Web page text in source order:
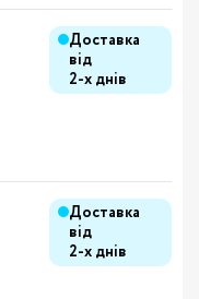
Доставка
від
2-х днів
Доставка
від
2-х днів